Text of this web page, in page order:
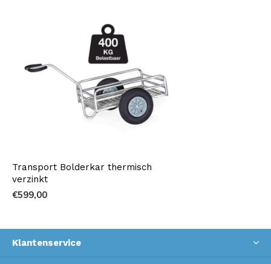
Transport Bolderkar thermisch
verzinkt
€599,00
Klantenservice